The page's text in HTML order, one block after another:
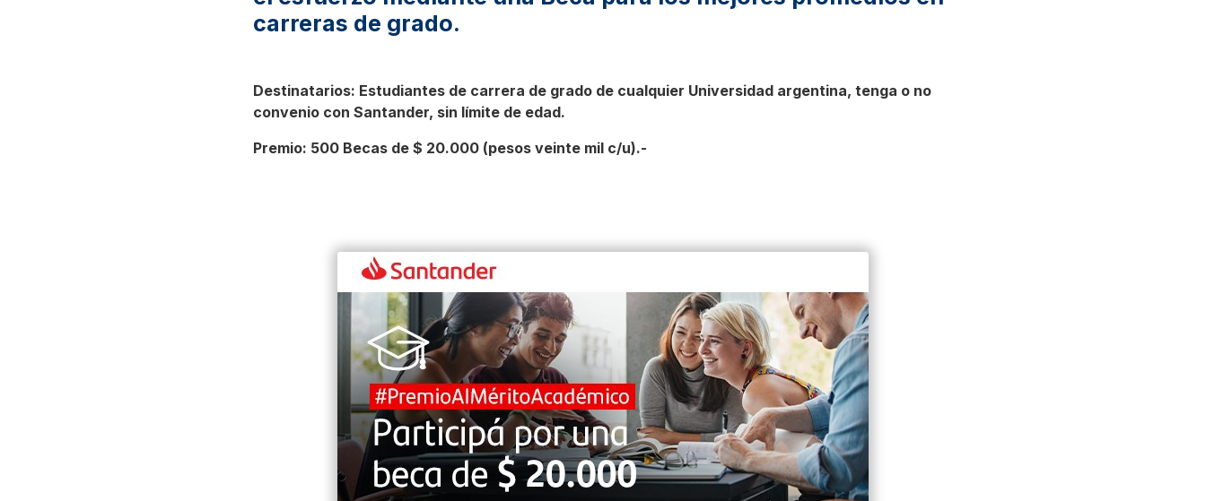
carreras de grado.
Destinatarios: Estudiantes de carrera de grado de cualquier Universidad argentina, tenga o no
convenio con Santander, sin límite de edad.
Premio: 500 Becas de $ 20.000 (pesos veinte mil c/u).-